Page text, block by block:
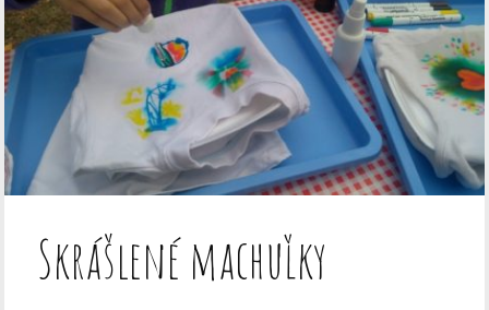
Skrášlené machuľky